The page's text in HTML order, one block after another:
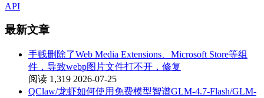
API
最新文章
手贱删除了Web Media Extensions、Microsoft Store等组
件，导致webp图片文件打不开，修复
阅读 1,319 2026-07-25
QClaw/龙虾如何使用免费模型智谱GLM-4.7-Flash/GLM-